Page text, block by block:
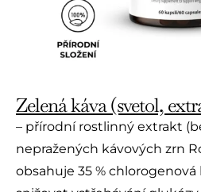
Zelená káva (svetol,
– přírodní rostlinný extrakt
nepražených kávových zrn
obsahuje 35 % chlorogenová